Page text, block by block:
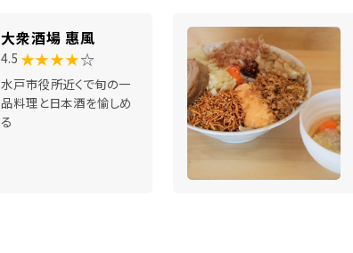
大衆酒場 惠風
4.5 ★★★★☆
水戸市役所近くで旬の一
品料理と日本酒を愉しめ
る